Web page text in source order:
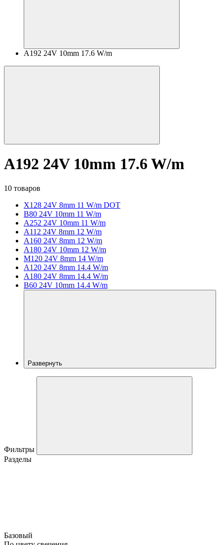
A192 24V 10mm 17.6 W/m
A192 24V 10mm 17.6 W/m
10 товаров
X128 24V 8mm 11 W/m DOT
B80 24V 10mm 11 W/m
A252 24V 10mm 11 W/m
A112 24V 8mm 12 W/m
A160 24V 8mm 12 W/m
A180 24V 10mm 12 W/m
M120 24V 8mm 14 W/m
A120 24V 8mm 14.4 W/m
A180 24V 8mm 14.4 W/m
B60 24V 10mm 14.4 W/m
Развернуть
Фильтры
Разделы
Базовый